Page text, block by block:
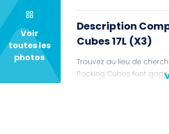
Voir
toutes les
photos
Description
Cubes 17L (X3)
Trouvez au lieu de
Packing Cubes font
camping, vêtements,
ustensiles de toilettes